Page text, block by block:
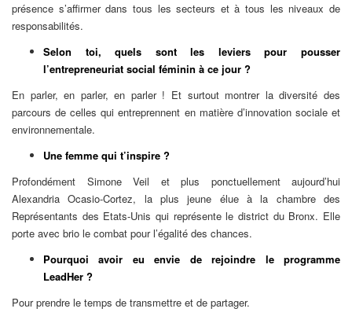
présence s’affirmer dans tous les secteurs et à tous les niveaux de
responsabilités.
Selon toi, quels sont les leviers pour pousser
l’entrepreneuriat social féminin à ce jour ?
En parler, en parler, en parler ! Et surtout montrer la diversité des
parcours de celles qui entreprennent en matière d’innovation sociale et
environnementale.
Une femme qui t’inspire ?
Profondément Simone Veil et plus ponctuellement aujourd’hui
Alexandria Ocasio-Cortez, la plus jeune élue à la chambre des
Représentants des Etats-Unis qui représente le district du Bronx. Elle
porte avec brio le combat pour l’égalité des chances.
Pourquoi avoir eu envie de rejoindre le programme
LeadHer ?
Pour prendre le temps de transmettre et de partager.